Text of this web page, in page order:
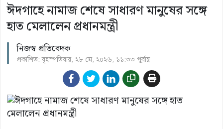
ঈদগাহে নামাজ শেষে সাধারণ মানুষের সঙ্গে
হাত মেলালেন প্রধানমন্ত্রী
নিজস্ব প্রতিবেদক
প্রকাশিত: বৃহস্পতিবার, ২৮ মে, ২০২৬, ১১:৩৩ পূর্বাহ্ণ